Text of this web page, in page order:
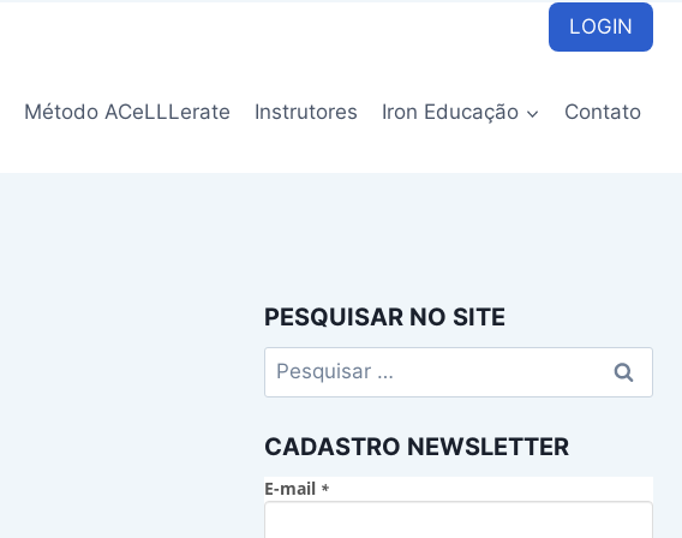
LOGIN
Método ACeLLLerate Instrutores Iron Educação Contato
PESQUISAR NO SITE
Pesquisar
por:
CADASTRO NEWSLETTER